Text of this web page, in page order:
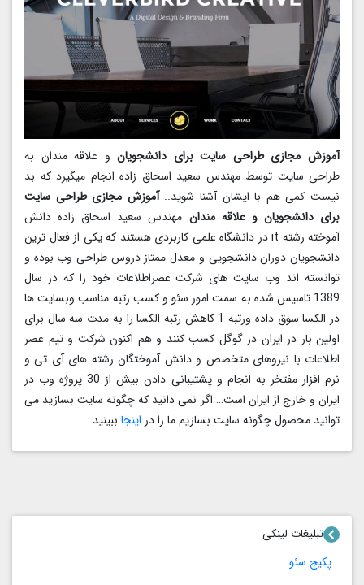
آموزش مجازی طراحی سایت برای دانشجویانو علاقه مندان به
طراحی سایت توسط مهندس سعید اسحاق زاده انجام میگیرد که بد
نیست کمی هم با ایشان آشنا شوید.. آموزش مجازی طراحی سایت
برای دانشجویان و علاقه مندانمهندس سعید اسحاق زاده دانش
آموخته رشته it در دانشگاه علمی کاربردی هستند که یکی از فعال ترین
دانشجویان دوران دانشجویی و معدل ممتاز دروس طراحی وب بوده و
توانسته اند وب سایت های شرکت عصراطلاعات خود را که در سال
1389 تاسیس شده به سمت امور سئو و کسب رتبه مناسب وبسایت ها
در الکسا سوق داده ورتبه 1 کاهش رتبه الکسا را به مدت سه سال برای
اولین بار در ایران در گوگل کسب کنند و هم اکنون شرکت و تیم عصر
اطلاعات با نیروهای متخصص و دانش آموختگان رشته های آی تی و
نرم افزار مفتخر به انجام و پشتیبانی دادن بیش از 30 پروژه وب در
ایران و خارج از ایران است… اگر نمی دانید که چگونه سایت بسازید می
توانید محصول چگونه سایت بسازیم ما را در اینجاببینید
تبلیغات لینکی
پکیج سئو